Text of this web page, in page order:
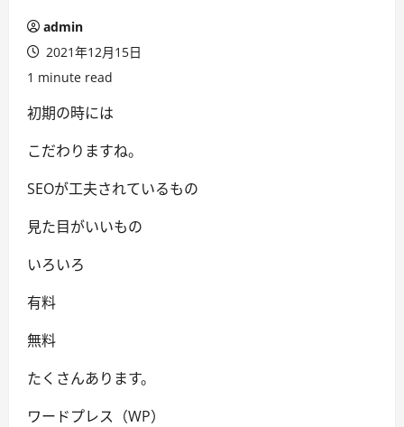
admin
2021年12月15日
1 minute read
初期の時には
こだわりますね。
SEOが工夫されているもの
見た目がいいもの
いろいろ
有料
無料
たくさんあります。
ワードプレス（WP）